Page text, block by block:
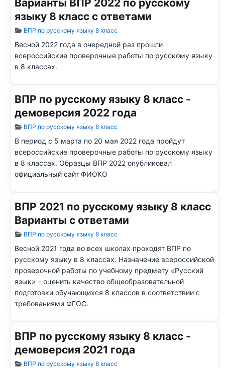
Варианты ВПР 2022 по русскому
языку 8 класс с ответами
Информация о материале
ВПР по русскому языку 8 класс
Весной 2022 года в очередной раз прошли
всероссийские проверочные работы по русскому языку
в 8 классах.
ВПР по русскому языку 8 класс -
демоверсия 2022 года
Информация о материале
ВПР по русскому языку 8 класс
В период с 5 марта по 20 мая 2022 года пройдут
всероссийские проверочные работы по русскому языку
в 8 классах. Образцы ВПР 2022 опубликовал
официальный сайт ФИОКО
ВПР 2021 по русскому языку 8 класс
Варианты с ответами
Информация о материале
ВПР по русскому языку 8 класс
Весной 2021 года во всех школах проходят ВПР по
русскому языку в 8 классах. Назначение всероссийской
проверочной работы по учебному предмету «Русский
язык» – оценить качество общеобразовательной
подготовки обучающихся 8 классов в соответствии с
требованиями ФГОС.
ВПР по русскому языку 8 класс -
демоверсия 2021 года
Информация о материале
ВПР по русскому языку 8 класс